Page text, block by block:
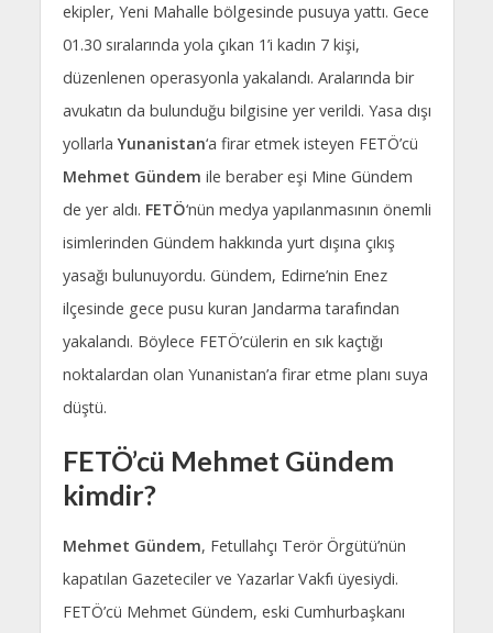
ekipler, Yeni Mahalle bölgesinde pusuya yattı. Gece
01.30 sıralarında yola çıkan 1’i kadın 7 kişi,
düzenlenen operasyonla yakalandı. Aralarında bir
avukatın da bulunduğu bilgisine yer verildi. Yasa dışı
yollarlaYunanistan‘a firar etmek isteyen FETÖ’cü
Mehmet Gündem ile beraber eşi Mine Gündem
de yer aldı. FETÖ‘nün medya yapılanmasının önemli
isimlerinden Gündem hakkında yurt dışına çıkış
yasağı bulunuyordu. Gündem, Edirne’nin Enez
ilçesinde gece pusu kuran Jandarma tarafından
yakalandı. Böylece FETÖ’cülerin en sık kaçtığı
noktalardan olan Yunanistan’a firar etme planı suya
düştü.
FETÖ’cü Mehmet Gündem
kimdir?
Mehmet Gündem, Fetullahçı Terör Örgütü’nün
kapatılan Gazeteciler ve Yazarlar Vakfı üyesiydi.
FETÖ’cü Mehmet Gündem, eski Cumhurbaşkanı